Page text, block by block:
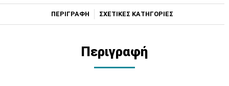
ΠΕΡΙΓΡΑΦΗ ΣΧΕΤΙΚΕΣ ΚΑΤΗΓΟΡΙΕΣ
Περιγραφή